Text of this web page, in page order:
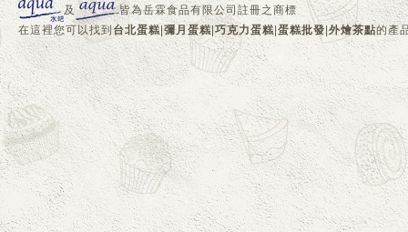
及
皆為岳霖食品有限公司註冊之商標
在這裡您可以找到 台北蛋糕 |彌月蛋糕|巧克力蛋糕 蛋糕批發 外燴茶點的產